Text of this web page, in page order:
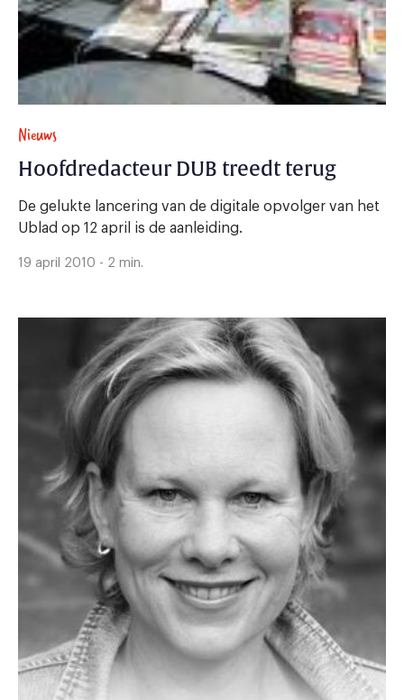
Nieuws
Hoofdredacteur DUB treedt terug
De gelukte lancering van de digitale opvolger van het
Ublad op 12 april is de aanleiding.
19 april 2010 - 2 min.